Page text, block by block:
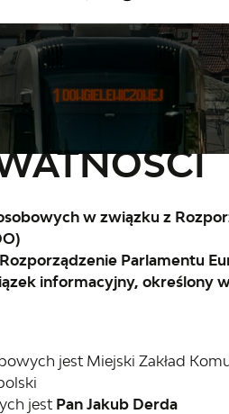
KOMUNIKATY NASZA
w związku z
Parlamentu
informacyjny, określony
jest Miejski Zakład
jest Pan Jakub Derda